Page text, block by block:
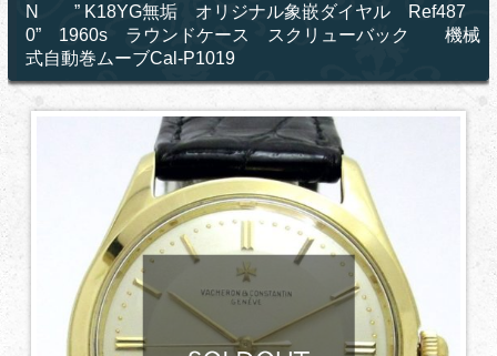
N ” K18YG無垢 オリジナル象嵌ダイヤル Ref487
0” 1960s ラウンドケース スクリューバック 機械
式自動巻ムーブCal-P1019